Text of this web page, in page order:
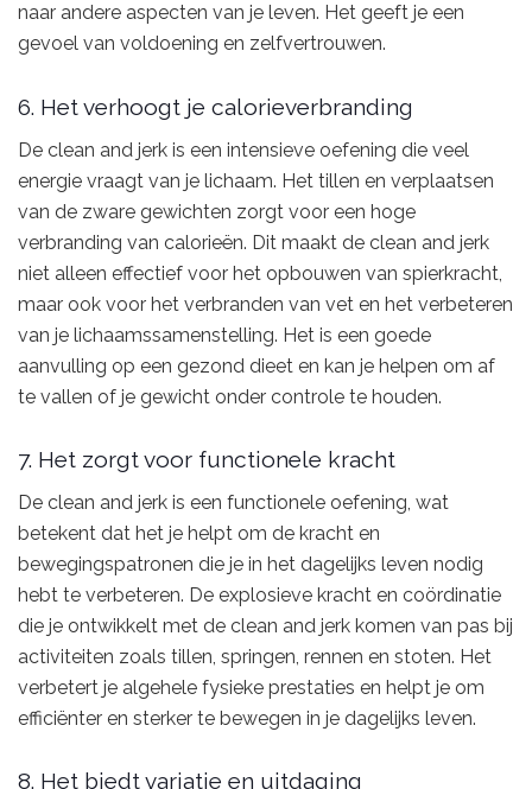
naar andere aspecten van je leven. Het geeft je een
gevoel van voldoening en zelfvertrouwen.
6. Het verhoogt je calorieverbranding
De clean and jerk is een intensieve oefening die veel
energie vraagt van je lichaam. Het tillen en verplaatsen
van de zware gewichten zorgt voor een hoge
verbranding van calorieën. Dit maakt de clean and jerk
niet alleen effectief voor het opbouwen van spierkracht,
maar ook voor het verbranden van vet en het verbeteren
van je lichaamssamenstelling. Het is een goede
aanvulling op een gezond dieet en kan je helpen om af
te vallen of je gewicht onder controle te houden.
7. Het zorgt voor functionele kracht
De clean and jerk is een functionele oefening, wat
betekent dat het je helpt om de kracht en
bewegingspatronen die je in het dagelijks leven nodig
hebt te verbeteren. De explosieve kracht en coördinatie
die je ontwikkelt met de clean and jerk komen van pas bij
activiteiten zoals tillen, springen, rennen en stoten. Het
verbetert je algehele fysieke prestaties en helpt je om
efficiënter en sterker te bewegen in je dagelijks leven.
8. Het biedt variatie en uitdaging